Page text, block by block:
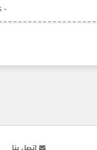
- Jordan News -